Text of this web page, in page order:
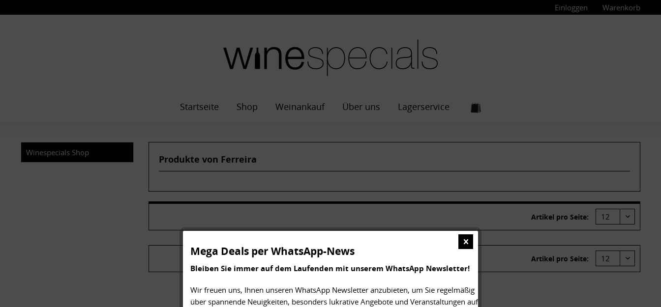
Einloggen Warenkorb
Startseite Shop Weinankauf Über uns Lagerservice
Winespecials Shop
Produkte von Ferreira
Artikel pro Seite:
Artikel pro Seite:
Mega Deals per WhatsApp-News
Bleiben Sie immer auf dem Laufenden mit unserem WhatsApp Newsletter!
Wir freuen uns, Ihnen unseren WhatsApp Newsletter anzubieten, um Sie regelmäßig
über spannende Neuigkeiten, besonders lukrative Angebote und Veranstaltungen auf